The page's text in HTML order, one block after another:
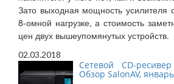
Зато выходная мощность усилителя
8-омной нагрузке, а стоимость
цен двух вышеупомянутых устройств.
02.03.2018
Сетевой CD-
Обзор SalonAV,